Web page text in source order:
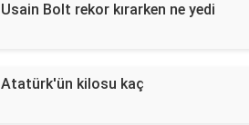
Usain Bolt rekor kırarken ne yedi
Atatürk'ün kilosu kaç